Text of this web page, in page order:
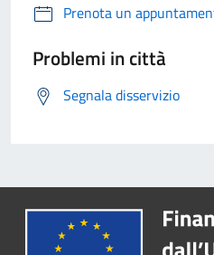
Prenota un
Problemi in città
Segnala disservizio